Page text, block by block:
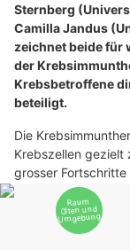
Sternberg
Camilla Jandus
zeichnet beide für
der
Krebsbetroffene
beteiligt.
Die
Krebszellen gezielt
grosser
und Patienten
Forschung sucht
wirksamer,